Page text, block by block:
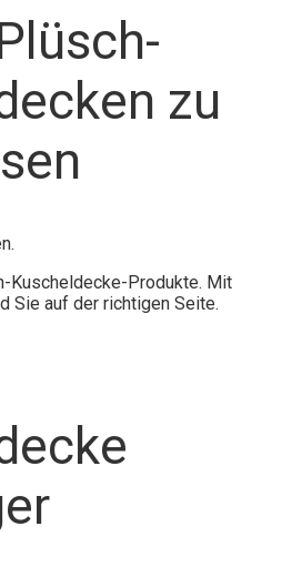
zu
Kuscheldecke-Produkte. Mit
Sie auf der richtigen Seite.